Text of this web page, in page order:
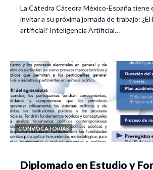
La Cátedra Cátedra México-España tiene
invitar a su próxima jornada de trabajo: ¿El
artificial? Inteligencia Artificial…
CONVOCATORIAS
Diplomado en Estudio y